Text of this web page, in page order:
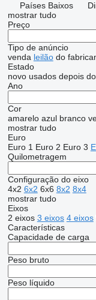
Países Baixos
mostrar tudo
Preço
Tipo de anúncio
venda leilão do
Estado
novo usados depois
Ano
Cor
amarelo azul branco
mostrar tudo
Euro
Euro 1 Euro 2 Euro 3
Quilometragem
Configuração do eixo
4x2 6x2 6x6 8x2 8x4
mostrar tudo
Eixos
2 eixos 3 eixos 4 eixos
Características
Capacidade de carga
Peso bruto
Peso líquido